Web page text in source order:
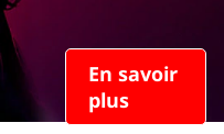
En savoir
plus